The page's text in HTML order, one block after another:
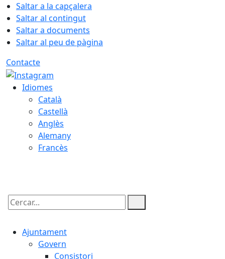
Saltar a la capçalera
Saltar al contingut
Saltar a documents
Saltar al peu de pàgina
Contacte
Idiomes
Català
Castellà
Anglès
Alemany
Francès
Cercar:
Ajuntament
Govern
Consistori